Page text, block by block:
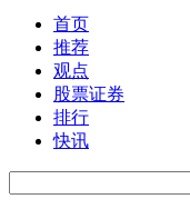
首页
推荐
观点
股票证券
排行
快讯